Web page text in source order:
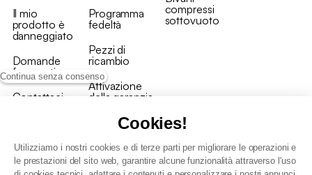
Continua senza consenso
Cookies!
Utilizziamo i nostri cookies e di terze parti per migliorare le operazioni e
le prestazioni del sito web, garantire alcune funzionalità attraverso l'uso
Il mio
prodotto è
danneggiato
Domande
frequenti
Contattaci
Programma
fedeltà
Pezzi di
ricambio
Attivazione
della garanzia
compressi
sottovuoto